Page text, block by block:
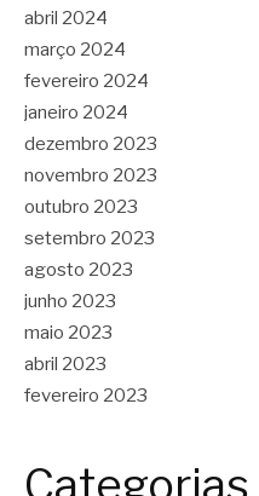
abril 2024
março 2024
fevereiro 2024
janeiro 2024
dezembro 2023
novembro 2023
outubro 2023
setembro 2023
agosto 2023
junho 2023
maio 2023
abril 2023
fevereiro 2023